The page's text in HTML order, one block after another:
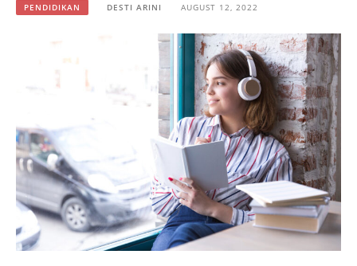
PENDIDIKAN DESTI ARINI AUGUST 12, 2022